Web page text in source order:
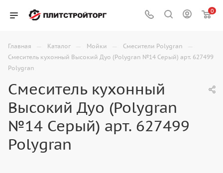
0
Главная — Каталог — Мойки — Смесители Polygran —
Смеситель кухонный Высокий Дуо (Polygran №14 Серый) арт. 627499
Polygran
Смеситель кухонный
Высокий Дуо (Polygran
№14 Серый) арт. 627499
Polygran